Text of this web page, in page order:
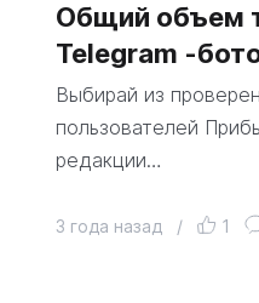
Общий объем
Telegram -
Выбирай из
пользователей
редакции…
3 года назад / 1